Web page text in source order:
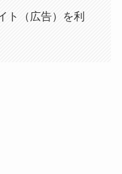
ト（広告）を利